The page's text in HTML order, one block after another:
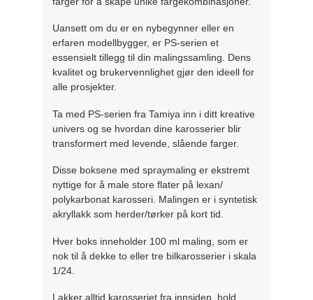
Uansett om du er en nybegynner eller en
erfaren modellbygger, er PS-serien et
essensielt tillegg til din malingssamling. Dens
kvalitet og brukervennlighet gjør den ideell for
alle prosjekter.
Ta med PS-serien fra Tamiya inn i ditt kreative
univers og se hvordan dine karosserier blir
transformert med levende, slående farger.
Disse boksene med spraymaling er ekstremt
nyttige for å male store flater på lexan/
polykarbonat karosseri. Malingen er i syntetisk
akryllakk som herder/tørker på kort tid.
Hver boks inneholder 100 ml maling, som er
nok til å dekke to eller tre bilkarosserier i skala
1/24.
Lakker alltid karosseriet fra innsiden, hold